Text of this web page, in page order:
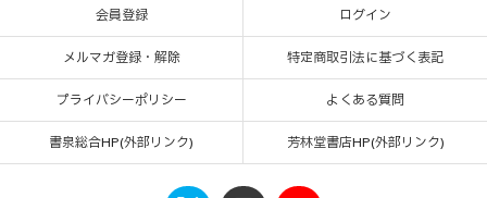
会員登録 ログイン
メルマガ登録・解除 特定商取引法に基づく表記
プライバシーポリシー よくある質問
書泉総合HP(外部リンク) 芳林堂書店HP(外部リンク)